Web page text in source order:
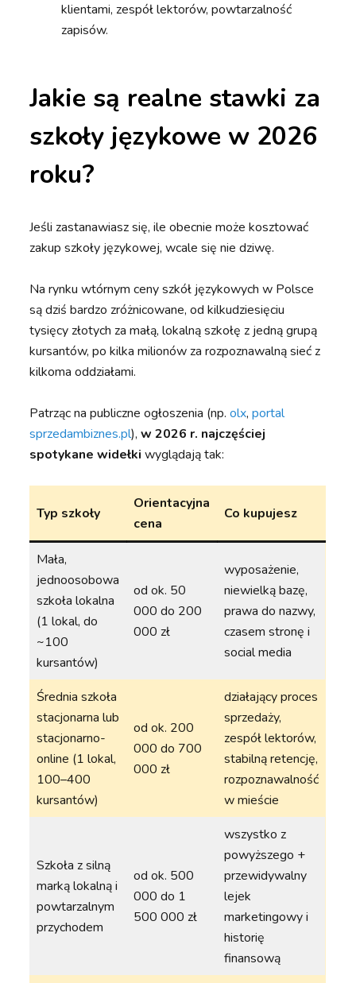
klientami, zespół lektorów, powtarzalność
zapisów.
Jakie są realne stawki za
szkoły językowe w 2026
roku?
Jeśli zastanawiasz się, ile obecnie może kosztować
zakup szkoły językowej, wcale się nie dziwę.
Na rynku wtórnym ceny szkół językowych w Polsce
są dziś bardzo zróżnicowane, od kilkudziesięciu
tysięcy złotych za małą, lokalną szkołę z jedną grupą
kursantów, po kilka milionów za rozpoznawalną sieć z
kilkoma oddziałami.
Patrząc na publiczne ogłoszenia (np.olx,portal
sprzedambiznes.pl),w 2026 r. najczęściej
spotykane widełki wyglądają tak:
Typ szkoły
Orientacyjna
cena
Co kupujesz
Mała,
jednoosobowa
szkoła lokalna
(1 lokal, do
~100
kursantów)
od ok. 50
000 do 200
000 zł
wyposażenie,
niewielką bazę,
prawa do nazwy,
czasem stronę i
social media
Średnia szkoła
stacjonarna lub
stacjonarno-
online (1 lokal,
100–400
kursantów)
od ok. 200
000 do 700
000 zł
działający proces
sprzedaży,
zespół lektorów,
stabilną retencję,
rozpoznawalność
w mieście
Szkoła z silną
marką lokalną i
powtarzalnym
przychodem
od ok. 500
000 do 1
500 000 zł
wszystko z
powyższego +
przewidywalny
lejek
marketingowy i
historię
finansową